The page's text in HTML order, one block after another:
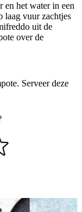
en het water in een
laag vuur zachtjes
uit de
over de
Serveer deze